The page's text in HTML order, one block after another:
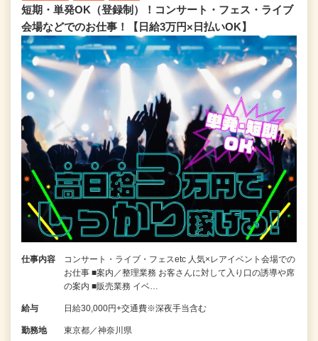
短期・単発OK（登録制）！コンサート・フェス・ライブ
会場などでのお仕事！【日給3万円×日払いOK】
仕事内容
コンサート・ライブ・フェスetc 人気×レアイベント会場での
お仕事 ■案内／整理業務 お客さんに対して入り口の誘導や席
の案内 ■販売業務 イベ…
給与 日給30,000円+交通費※深夜手当含む
勤務地 東京都／神奈川県